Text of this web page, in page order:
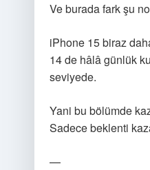
Ve burada fark şu
iPhone 15 biraz
14 de hâlâ günlük
seviyede.
Yani bu bölümde
Sadece beklenti
—